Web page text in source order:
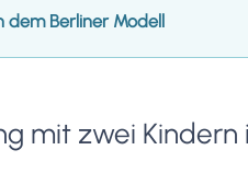
dem Berliner Modell
mit zwei